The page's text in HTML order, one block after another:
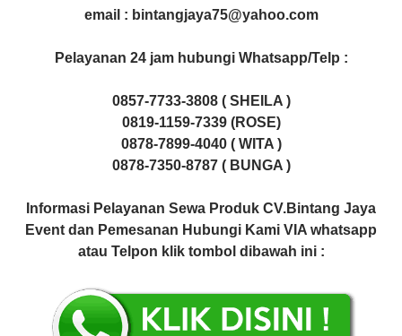
email : bintangjaya75@yahoo.com
Pelayanan 24 jam hubungi Whatsapp/Telp :
0857-7733-3808 ( SHEILA )
0819-1159-7339 (ROSE)
0878-7899-4040 ( WITA )
0878-7350-8787 ( BUNGA )
Informasi Pelayanan Sewa Produk CV.Bintang Jaya
Event dan Pemesanan Hubungi Kami VIA whatsapp
atau Telpon klik tombol dibawah ini :